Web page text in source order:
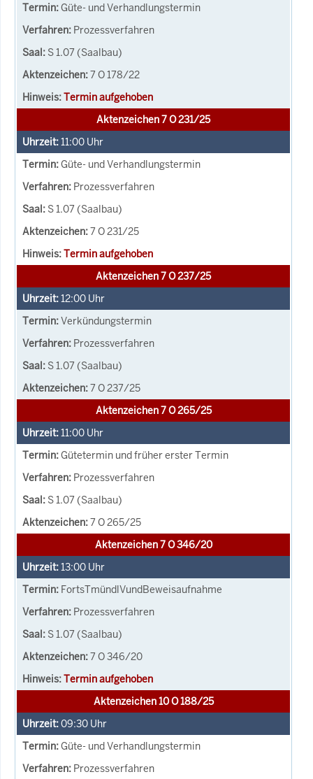
Güte- und Verhandlungstermin
Prozessverfahren
S 1.07 (Saalbau)
7 O 178/22
Termin aufgehoben
Aktenzeichen 7 O 231/25
11:00 Uhr
Güte- und Verhandlungstermin
Prozessverfahren
S 1.07 (Saalbau)
7 O 231/25
Termin aufgehoben
Aktenzeichen 7 O 237/25
12:00 Uhr
Verkündungstermin
Prozessverfahren
S 1.07 (Saalbau)
7 O 237/25
Aktenzeichen 7 O 265/25
11:00 Uhr
Gütetermin und früher erster Termin
Prozessverfahren
S 1.07 (Saalbau)
7 O 265/25
Aktenzeichen 7 O 346/20
13:00 Uhr
FortsTmündlVundBeweisaufnahme
Prozessverfahren
S 1.07 (Saalbau)
7 O 346/20
Termin aufgehoben
Aktenzeichen 10 O 188/25
09:30 Uhr
Güte- und Verhandlungstermin
Prozessverfahren